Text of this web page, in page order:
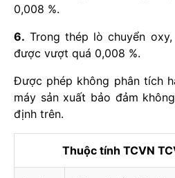
0,008 %.
6. Trong thép lò chuyển
được vượt quá 0,008 %.
Được phép không phân tích
máy sản xuất bảo đảm
định trên.
Thuộc tính TCVN